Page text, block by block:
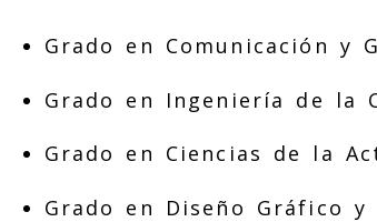
Grado en Comunicación y
Grado en Ingeniería de la
Grado en Ciencias de la
Grado en Diseño Gráfico y